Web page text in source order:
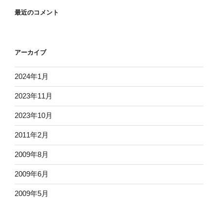
最近のコメント
アーカイブ
2024年1月
2023年11月
2023年10月
2011年2月
2009年8月
2009年6月
2009年5月